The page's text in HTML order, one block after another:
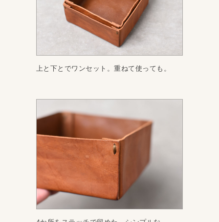
上と下とでワンセット。重ねて使っても。